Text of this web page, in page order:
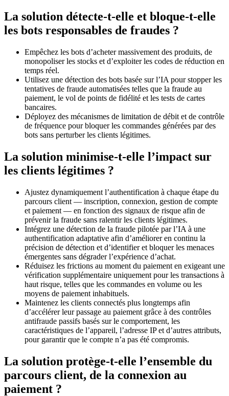
La solution détecte-t-elle et bloque-t-elle
les bots responsables de fraudes ?
Empêchez les bots d’acheter massivement des produits, de
monopoliser les stocks et d’exploiter les codes de réduction en
temps réel.
Utilisez une détection des bots basée sur l’IA pour stopper les
tentatives de fraude automatisées telles que la fraude au
paiement, le vol de points de fidélité et les tests de cartes
bancaires.
Déployez des mécanismes de limitation de débit et de contrôle
de fréquence pour bloquer les commandes générées par des
bots sans perturber les clients légitimes.
La solution minimise-t-elle l’impact sur
les clients légitimes ?
Ajustez dynamiquement l’authentification à chaque étape du
parcours client — inscription, connexion, gestion de compte
et paiement — en fonction des signaux de risque afin de
prévenir la fraude sans ralentir les clients légitimes.
Intégrez une détection de la fraude pilotée par l’IA à une
authentification adaptative afin d’améliorer en continu la
précision de détection et d’identifier et bloquer les menaces
émergentes sans dégrader l’expérience d’achat.
Réduisez les frictions au moment du paiement en exigeant une
vérification supplémentaire uniquement pour les transactions à
haut risque, telles que les commandes en volume ou les
moyens de paiement inhabituels.
Maintenez les clients connectés plus longtemps afin
d’accélérer leur passage au paiement grâce à des contrôles
antifraude passifs basés sur le comportement, les
caractéristiques de l’appareil, l’adresse IP et d’autres attributs,
pour garantir que le compte n’a pas été compromis.
La solution protège-t-elle l’ensemble du
parcours client, de la connexion au
paiement ?